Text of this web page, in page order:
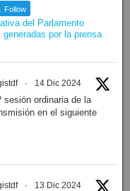
Follow
del Parlamento
por la prensa
· 14 Dic 2024
sesión ordinaria de la
en el siguiente
· 13 Dic 2024